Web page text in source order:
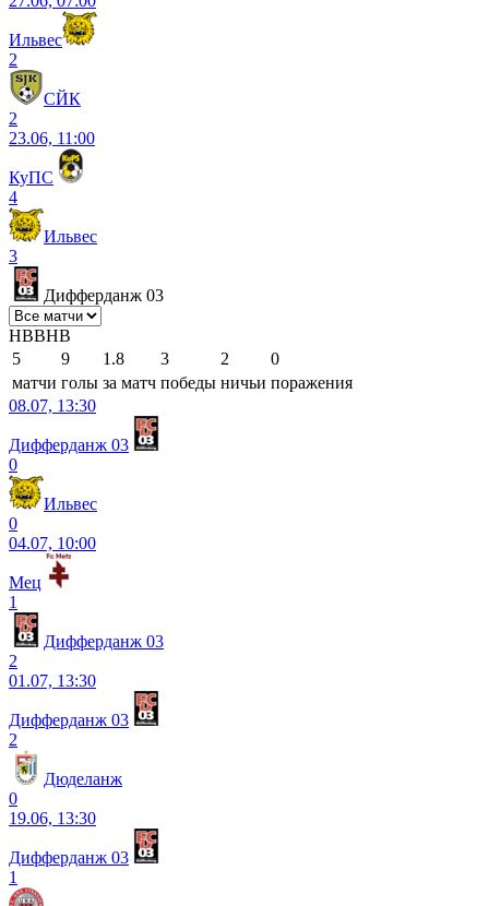
Ильвес
2
СЙК
2
23.06, 11:00
КуПС
4
Ильвес
3
Дифферданж 03
НВВНВ
5
9 1.8 3 2
0
матчи голы за матч победы ничьи поражения
08.07, 13:30
Дифферданж 03
0
Ильвес
0
04.07, 10:00
Мец
1
Дифферданж 03
2
01.07, 13:30
Дифферданж 03
2
Дюделанж
0
19.06, 13:30
Дифферданж 03
1